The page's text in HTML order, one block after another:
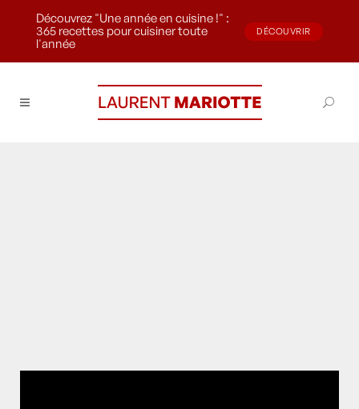
Découvrez "Une année en cuisine !" :
365 recettes pour cuisiner toute
l'année
DÉCOUVRIR